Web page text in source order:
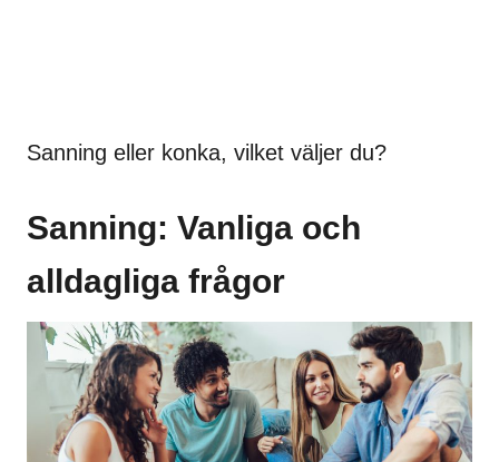
Sanning eller konka, vilket väljer du?
Sanning: Vanliga och
alldagliga frågor